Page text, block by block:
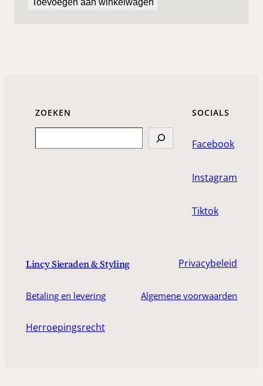
Toevoegen aan winkelwagen
ZOEKEN SOCIALS
Facebook
Instagram
Tiktok
Lincy Sieraden & Styling Privacybeleid
Betaling en levering Algemene voorwaarden
Herroepingsrecht